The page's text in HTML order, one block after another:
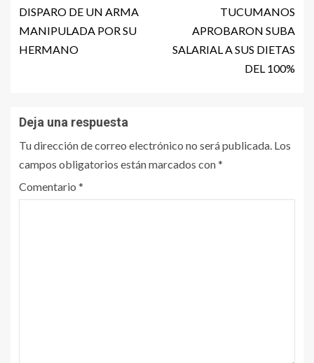
DISPARO DE UN ARMA
MANIPULADA POR SU
HERMANO
TUCUMANOS
APROBARON SUBA
SALARIAL A SUS DIETAS
DEL 100%
Deja una respuesta
Tu dirección de correo electrónico no será publicada. Los
campos obligatorios están marcados con*
Comentario *